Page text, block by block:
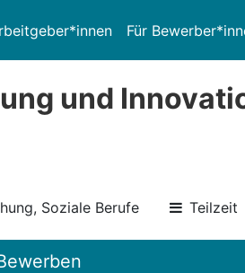
Für
und
Soziale Berufe Teilzeit